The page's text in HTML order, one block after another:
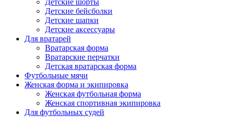
Детские шорты
Детские бейсболки
Детские шапки
Детские аксессуары
Для вратарей
Вратарская форма
Вратарские перчатки
Детская вратарская форма
Футбольные мячи
Женская форма и экипировка
Женская футбольная форма
Женская спортивная экипировка
Для футбольных судей